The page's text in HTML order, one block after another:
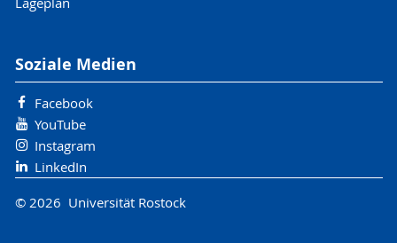
Soziale Medien
Facebook
YouTube
Instagram
LinkedIn
© 2026 Universität Rostock